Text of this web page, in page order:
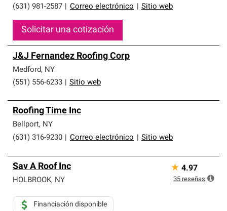
(631) 981-2587
Correo electrónico Sitio web
Solicitar una cotización
J&J Fernandez Roofing Corp
Medford, NY
(551) 556-6233
Sitio web
Roofing Time Inc
Bellport, NY
(631) 316-9230
Correo electrónico Sitio web
Sav A Roof Inc
HOLBROOK, NY
Financiación disponible
★ 4.97
35 reseñas